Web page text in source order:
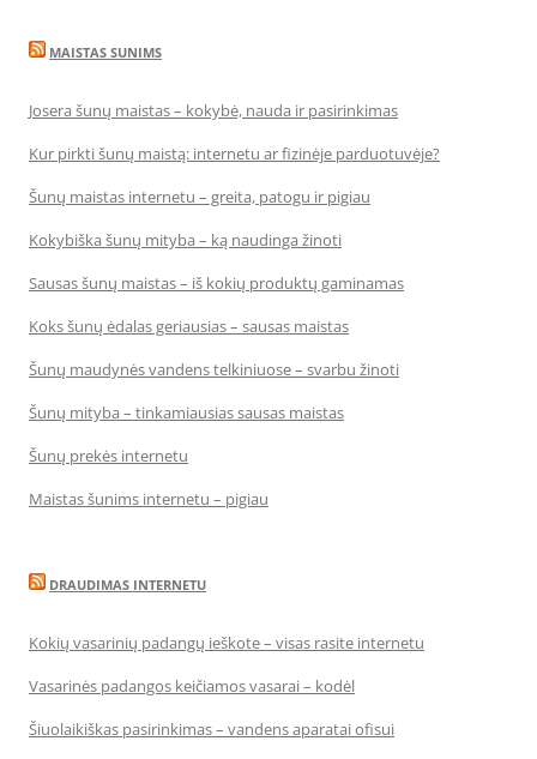
MAISTAS SUNIMS
Josera šunų maistas – kokybė, nauda ir pasirinkimas
Kur pirkti šunų maistą: internetu ar fizinėje parduotuvėje?
Šunų maistas internetu – greita, patogu ir pigiau
Kokybiška šunų mityba – ką naudinga žinoti
Sausas šunų maistas – iš kokių produktų gaminamas
Koks šunų ėdalas geriausias – sausas maistas
Šunų maudynės vandens telkiniuose – svarbu žinoti
Šunų mityba – tinkamiausias sausas maistas
Šunų prekės internetu
Maistas šunims internetu – pigiau
DRAUDIMAS INTERNETU
Kokių vasarinių padangų ieškote – visas rasite internetu
Vasarinės padangos keičiamos vasarai – kodėl
Šiuolaikiškas pasirinkimas – vandens aparatai ofisui